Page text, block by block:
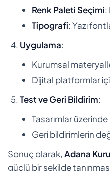
Renk Paleti Seçimi:
Tipografi: Yazı
Uygulama:
Kurumsal
Dijital platformlar
Test ve Geri Bildirim:
Tasarımlar
Geri bildirimlerin
Sonuç olarak, Adana
güçlü bir şekilde